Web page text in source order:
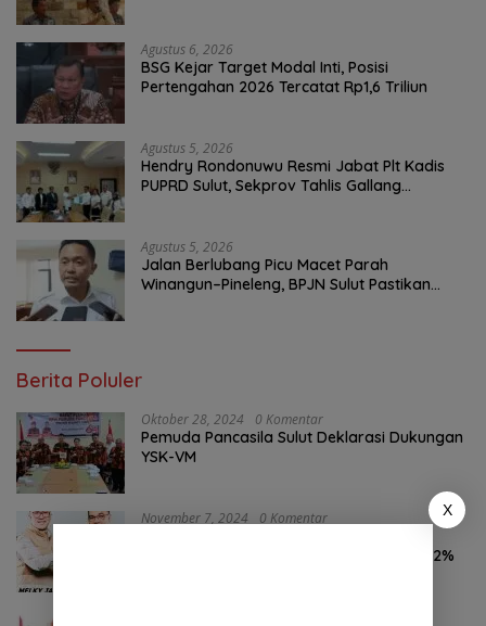
Agustus 6, 2026
BSG Kejar Target Modal Inti, Posisi
Pertengahan 2026 Tercatat Rp1,6 Triliun
Agustus 5, 2026
Hendry Rondonuwu Resmi Jabat Plt Kadis
PUPRD Sulut, Sekprov Tahlis Gallang
Agustus 5, 2026
Jalan Berlubang Picu Macet Parah
Winangun–Pineleng, BPJN Sulut Pastikan
Berita Poluler
Oktober 28, 2024 0 Komentar
Pemuda Pancasila Sulut Deklarasi Dukungan
YSK-VM
November 7, 2024 0 Komentar
46,74% Kalahkan Petahana JG-KWL 27,62%
X